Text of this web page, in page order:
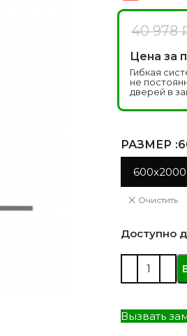
Двери из
4 модели
40 978
Цена за
Гибкая
не
дверей в
РАЗМЕР
600x2000
Очистить
Доступно
Вызвать